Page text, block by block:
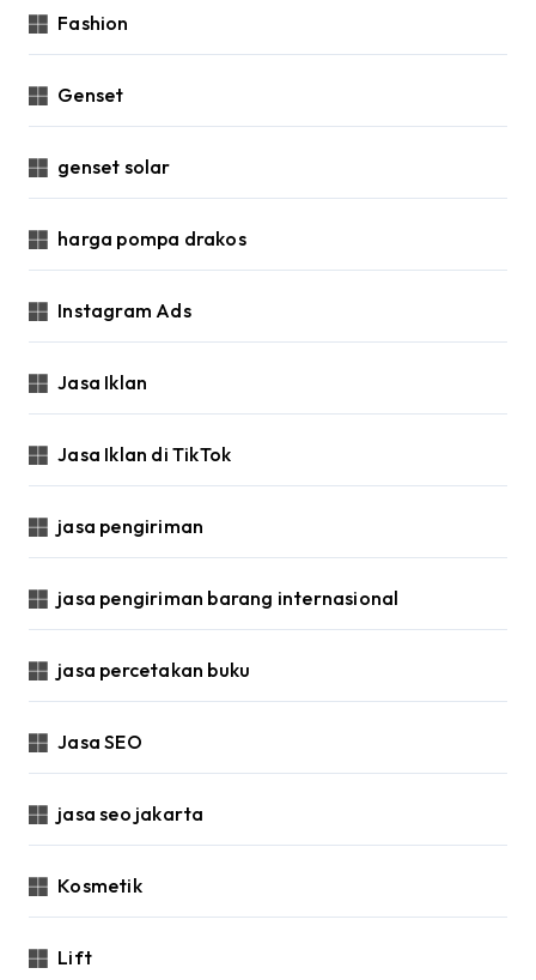
Fashion
Genset
genset solar
harga pompa drakos
Instagram Ads
Jasa Iklan
Jasa Iklan di TikTok
jasa pengiriman
jasa pengiriman barang internasional
jasa percetakan buku
Jasa SEO
jasa seo jakarta
Kosmetik
Lift